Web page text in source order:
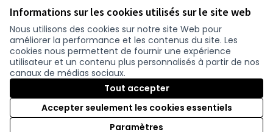
Informations sur les cookies utilisés sur le site web
Nous utilisons des cookies sur notre site Web pour
améliorer la performance et les contenus du site. Les
cookies nous permettent de fournir une expérience
utilisateur et un contenu plus personnalisés à partir de nos
canaux de médias sociaux.
Tout accepter
Accepter seulement les cookies essentiels
Paramètres
Vérifiez l'empreinte numérique
Conditions d'utilisation
Paramètres des cookies
participer.loire-atlantique.fr sur Facebook
(Nouvelle fenêtre)
participer.loire-atlantique.fr sur Instagram
(Nouvelle fenêtre)
participer.loire-atlantique.fr sur YouTube
(Nouvelle fenêtre)
Licence
(Nouvelle